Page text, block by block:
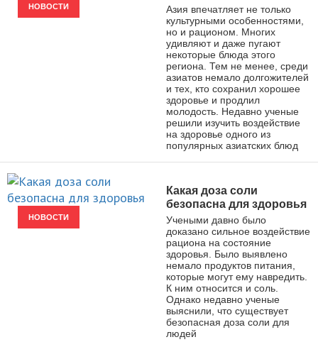
НОВОСТИ
Азия впечатляет не только
культурными особенностями,
но и рационом. Многих
удивляют и даже пугают
некоторые блюда этого
региона. Тем не менее, среди
азиатов немало долгожителей
и тех, кто сохранил хорошее
здоровье и продлил
молодость. Недавно ученые
решили изучить воздействие
на здоровье одного из
популярных азиатских блюд
НОВОСТИ
Какая доза соли
безопасна для здоровья
Учеными давно было
доказано сильное воздействие
рациона на состояние
здоровья. Было выявлено
немало продуктов питания,
которые могут ему навредить.
К ним относится и соль.
Однако недавно ученые
выяснили, что существует
безопасная доза соли для
людей